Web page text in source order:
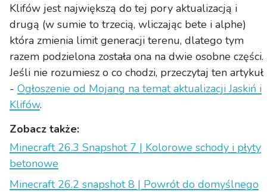
Klifów jest największą do tej pory aktualizacją i
drugą (w sumie to trzecią, wliczając bete i alphe)
która zmienia limit generacji terenu, dlatego tym
razem podzielona została ona na dwie osobne części.
Jeśli nie rozumiesz o co chodzi, przeczytaj ten artykuł
- Ogłoszenie od Mojang na temat aktualizacji Jaskiń i
Klifów.
Zobacz także:
Minecraft 26.3 Snapshot 7 | Kolorowe schody i płyty
betonowe
Minecraft 26.2 snapshot 8 | Powrót do domyślnego